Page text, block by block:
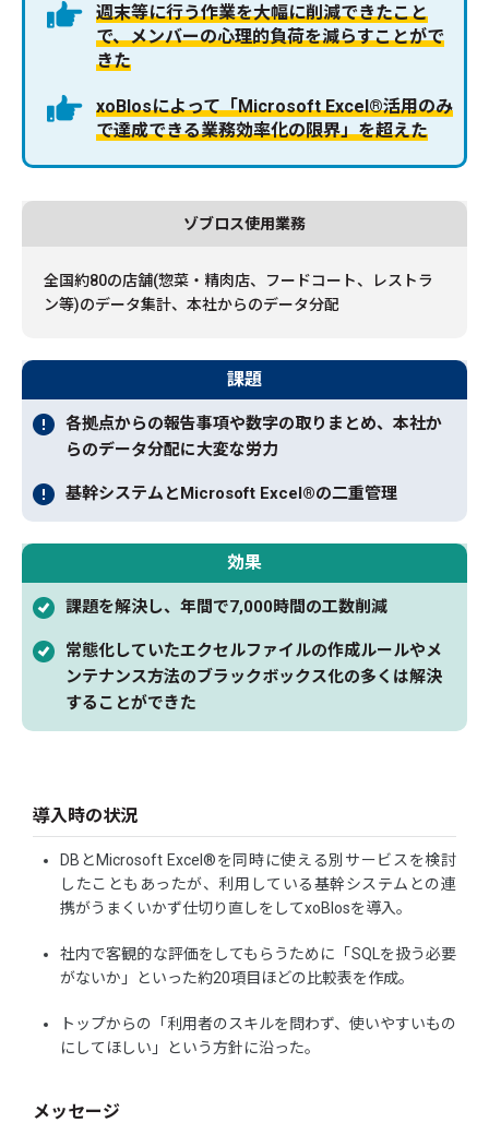
週末等に行う作業を大幅に削減できたこと
で、メンバーの心理的負荷を減らすことがで
きた
xoBlosによって「Microsoft Excel®活用のみ
で達成できる業務効率化の限界」を超えた
ゾブロス使用業務
全国約80の店舗(惣菜・精肉店、フードコート、レストラ
ン等)のデータ集計、本社からのデータ分配
課題
各拠点からの報告事項や数字の取りまとめ、本社か
らのデータ分配に大変な労力
基幹システムとMicrosoft Excel®の二重管理
効果
課題を解決し、年間で7,000時間の工数削減
常態化していたエクセルファイルの作成ルールやメ
ンテナンス方法のブラックボックス化の多くは解決
することができた
導入時の状況
DBとMicrosoft Excel®を同時に使える別サービスを検討
したこともあったが、利用している基幹システムとの連
携がうまくいかず仕切り直しをしてxoBlosを導入。
社内で客観的な評価をしてもらうために「SQLを扱う必要
がないか」といった約20項目ほどの比較表を作成。
トップからの「利用者のスキルを問わず、使いやすいもの
にしてほしい」という方針に沿った。
メッセージ